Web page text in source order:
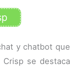
y chatbot que
se destaca